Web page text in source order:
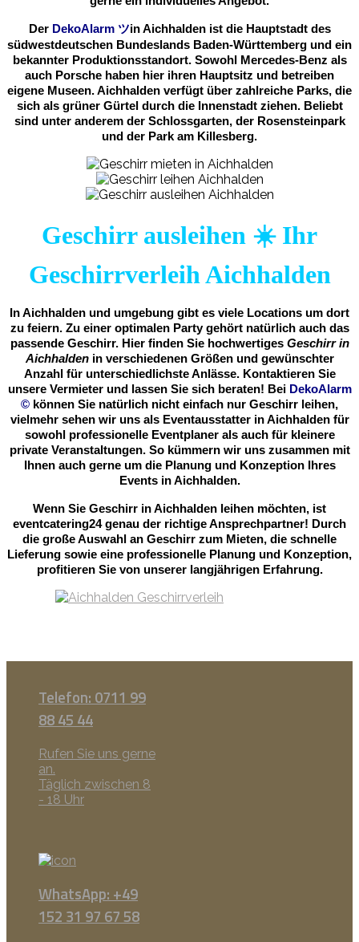
Der DekoAlarm ツin Aichhalden ist die Hauptstadt des
südwestdeutschen Bundeslands Baden-Württemberg und ein
bekannter Produktionsstandort. Sowohl Mercedes-Benz als
auch Porsche haben hier ihren Hauptsitz und betreiben
eigene Museen. Aichhalden verfügt über zahlreiche Parks, die
sich als grüner Gürtel durch die Innenstadt ziehen. Beliebt
sind unter anderem der Schlossgarten, der Rosensteinpark
und der Park am Killesberg.
Geschirr ausleihen ☀️ Ihr
Geschirrverleih Aichhalden
In Aichhalden und umgebung gibt es viele Locations um dort
zu feiern. Zu einer optimalen Party gehört natürlich auch das
passende Geschirr. Hier finden Sie hochwertiges Geschirr in
Aichhaldenin verschiedenen Größen und gewünschter
Anzahl für unterschiedlichste Anlässe. Kontaktieren Sie
unsere Vermieter und lassen Sie sich beraten! Bei DekoAlarm
© können Sie natürlich nicht einfach nur Geschirr leihen,
vielmehr sehen wir uns als Eventausstatter in Aichhalden für
sowohl professionelle Eventplaner als auch für kleinere
private Veranstaltungen. So kümmern wir uns zusammen mit
Ihnen auch gerne um die Planung und Konzeption Ihres
Events in Aichhalden.
Wenn Sie Geschirr in Aichhalden leihen möchten, ist
eventcatering24 genau der richtige Ansprechpartner! Durch
die große Auswahl an Geschirr zum Mieten, die schnelle
Lieferung sowie eine professionelle Planung und Konzeption,
profitieren Sie von unserer langjährigen Erfahrung.
Telefon: 0711 99
88 45 44
Rufen Sie uns gerne
an.
Täglich zwischen 8
- 18 Uhr
WhatsApp: +49
152 31 97 67 58